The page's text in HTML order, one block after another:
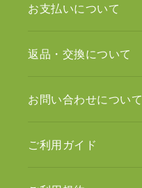
お支払いについて
返品・交換について
お問い合わせについて
ご利用ガイド